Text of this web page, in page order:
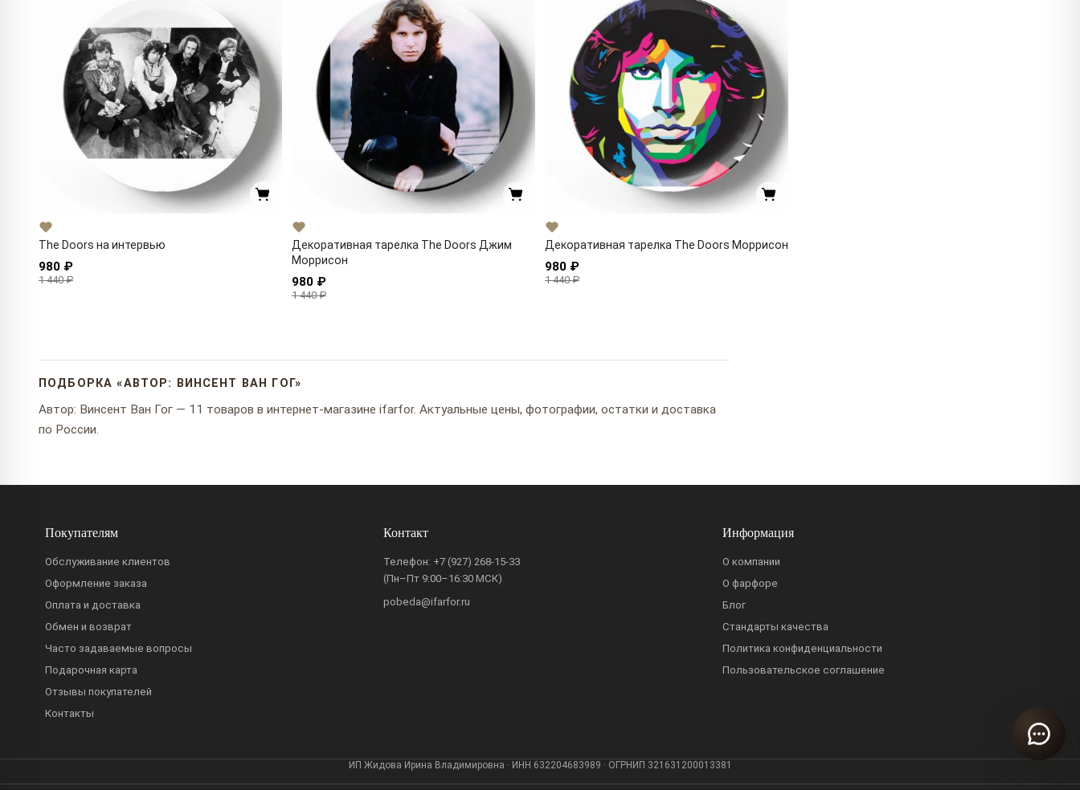
The Doors на интервью
980 ₽
1 440 ₽
Декоративная тарелка The Doors Джим
Моррисон
980 ₽
1 440 ₽
Декоративная тарелка The Doors Моррисон
980 ₽
1 440 ₽
ПОДБОРКА «АВТОР: ВИНСЕНТ ВАН ГОГ»
Автор: Винсент Ван Гог — 11 товаров в интернет-магазине ifarfor. Актуальные цены, фотографии, остатки и доставка
по России.
Покупателям
Обслуживание клиентов
Оформление заказа
Оплата и доставка
Обмен и возврат
Часто задаваемые вопросы
Подарочная карта
Отзывы покупателей
Контакты
Контакт
Телефон: +7 (927) 268-15-33
(Пн–Пт 9:00–16:30 МСК)
pobeda@ifarfor.ru
Информация
О компании
О фарфоре
Блог
Стандарты качества
Политика конфиденциальности
Пользовательское соглашение
ИП Жидова Ирина Владимировна · ИНН 632204683989 · ОГРНИП 321631200013381